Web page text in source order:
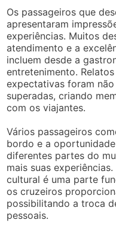
Os passageiros que
apresentaram
experiências. Muitos
atendimento e a
incluem desde a
entretenimento.
expectativas foram
superadas, criando
com os viajantes.
Vários passageiros
bordo e a
diferentes partes do
mais suas
cultural é uma parte
os cruzeiros
possibilitando a troca
pessoais.